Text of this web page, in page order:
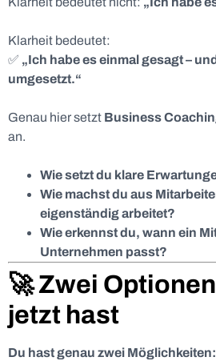
Klarheit bedeutet:
✅ „Ich habe es einmal gesagt –
umgesetzt.“
Genau hier setzt Business
an.
Wie setzt du klare
Wie machst du aus
eigenständig arbeitet?
Wie erkennst du, wann ein
Unternehmen passt?
🚀 Zwei
jetzt hast
Du hast genau zwei Möglichkeiten: